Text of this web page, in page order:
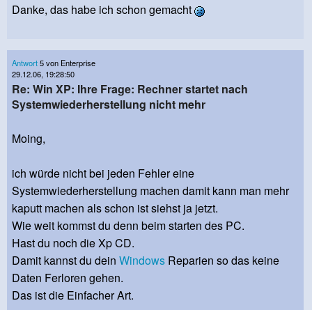
Danke, das habe ich schon gemacht
Antwort5 von Enterprise
29.12.06, 19:28:50
Re: Win XP: Ihre Frage: Rechner startet nach
Systemwiederherstellung nicht mehr
Moing,
ich würde nicht bei jeden Fehler eine
Systemwiederherstellung machen damit kann man mehr
kaputt machen als schon ist siehst ja jetzt.
Wie weit kommst du denn beim starten des PC.
Hast du noch die Xp CD.
Damit kannst du dein Windows Reparien so das keine
Daten Ferloren gehen.
Das ist die Einfacher Art.